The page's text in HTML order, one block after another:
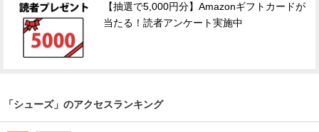
【抽選で5,000円分】Amazonギフトカードが
当たる！読者アンケート実施中
「シューズ」のアクセスランキング